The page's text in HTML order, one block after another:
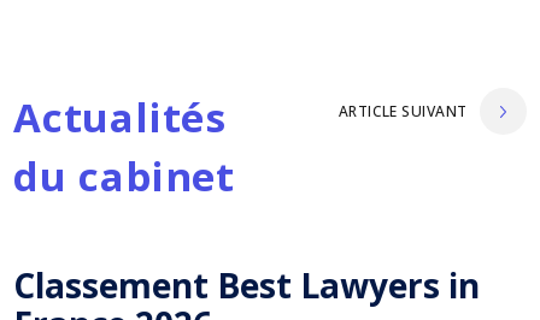
Actualités
du cabinet
ARTICLE SUIVANT
Classement Best Lawyers in